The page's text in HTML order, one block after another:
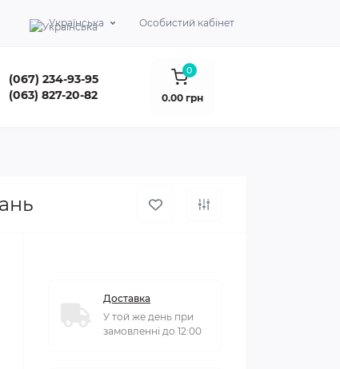
Українська Особистий кабінет
(067) 234-93-95
(063) 827-20-82
0
0.00 грн
Доставка
У той же день при
замовленні до 12:00